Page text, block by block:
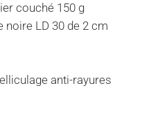
couché 150 g
LD 30 de 2 cm
anti-rayures